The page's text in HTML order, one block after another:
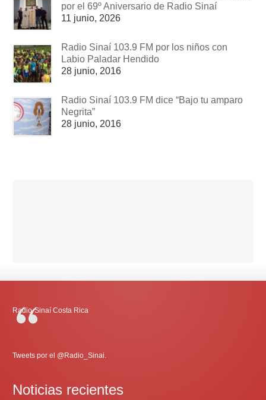
por el 69º Aniversario de Radio Sinaí
11 junio, 2026
Radio Sinaí 103.9 FM por los niños con
Labio Paladar Hendido
28 junio, 2016
Radio Sinaí 103.9 FM dice “Bajo tu amparo
Negrita”
28 junio, 2016
Radio-Sinaí Costa Rica
Tweets por el @Radio_Sinai.
Noticias recientes